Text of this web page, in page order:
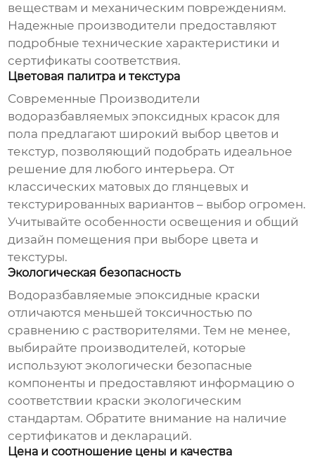
веществам и механическим повреждениям.
Надежные производители предоставляют
подробные технические характеристики и
сертификаты соответствия.
Цветовая палитра и текстура
Современные Производители
водоразбавляемых эпоксидных красок для
пола предлагают широкий выбор цветов и
текстур, позволяющий подобрать идеальное
решение для любого интерьера. От
классических матовых до глянцевых и
текстурированных вариантов – выбор огромен.
Учитывайте особенности освещения и общий
дизайн помещения при выборе цвета и
текстуры.
Экологическая безопасность
Водоразбавляемые эпоксидные краски
отличаются меньшей токсичностью по
сравнению с растворителями. Тем не менее,
выбирайте производителей, которые
используют экологически безопасные
компоненты и предоставляют информацию о
соответствии краски экологическим
стандартам. Обратите внимание на наличие
сертификатов и деклараций.
Цена и соотношение цены и качества